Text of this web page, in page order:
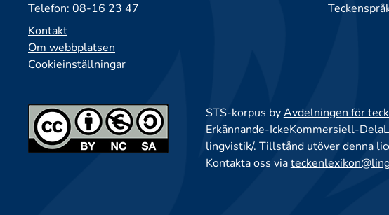
Telefon: 08-16 23 47
Kontakt
Om webbplatsen
Cookieinställningar
STS-korpus byAvdelningen för
Erkännande-IckeKommersiell-
lingvistik/. Tillstånd utöver denna
Kontakta oss via